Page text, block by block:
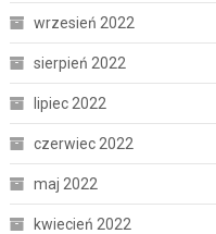
wrzesień 2022
sierpień 2022
lipiec 2022
czerwiec 2022
maj 2022
kwiecień 2022